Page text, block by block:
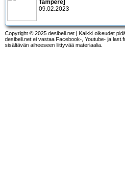
Tampere]
09.02.2023
Copyright © 2025 desibeli.net | Kaikki oikeudet
desibeli.net ei vastaa Facebook-, Youtube- ja
sisältävän aiheeseen liittyvää materiaalia.